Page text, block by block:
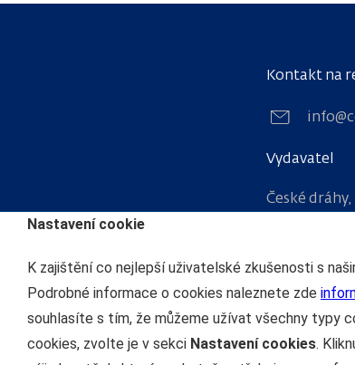
Kontakt na
Vydavatel
České dráhy,
IČO:
Nastavení cookie
K zajištění co nejlepší uživatelské zkušenosti s
Podrobné informace o cookies naleznete zde
souhlasíte s tím, že můžeme užívat všechny typy
cookies, zvolte je v sekci Nastavení cookies.